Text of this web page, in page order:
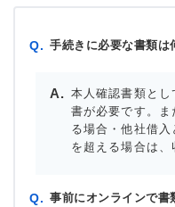
Q. 手続きに必要な書類は
本人確認書類と
書が必要です。ま
る場合・他社借
を超える場合は、
Q. 事前にオンラインで書